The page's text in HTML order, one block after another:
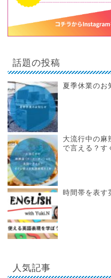
話題の投稿
夏季休業のお
大流行中の麻
で言える？す
時間帯を表す
人気記事